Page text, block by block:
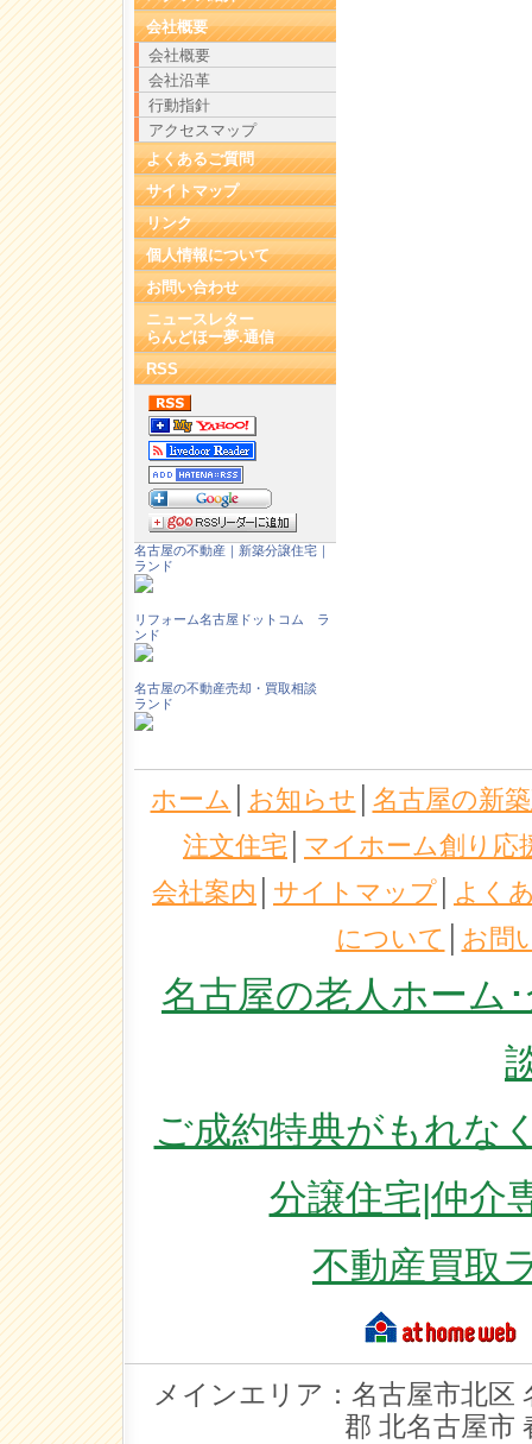
会社概要
会社概要
会社沿革
行動指針
アクセスマップ
よくあるご質問
サイトマップ
リンク
個人情報について
お問い合わせ
ニュースレター
らんどほー夢.通信
RSS
名古屋の不動産｜新築分譲住宅｜
ランド
リフォーム名古屋ドットコム ラ
ンド
名古屋の不動産売却・買取相談
ランド
ホーム お知らせ
名古屋の新
注文住宅
マイホーム創り応
会社案内
サイトマップ
よく
について
お問
名古屋の老人ホーム
ご成約特典がもれな
分譲住宅|仲介
不動産買取
メインエリア：名古屋市北区
郡 北名古屋市